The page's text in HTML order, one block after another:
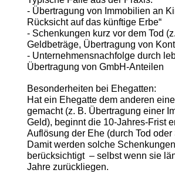
- Übertragung von Immobilien an
Rücksicht auf das künftige Erbe“
- Schenkungen kurz vor dem Tod
Geldbeträge, Übertragung von
- Unternehmensnachfolge durch
Übertragung von GmbH-Anteilen
Besonderheiten bei Ehegatten:
Hat ein Ehegatte dem anderen
gemacht (z. B. Übertragung einer
Geld), beginnt die 10-Jahres-Frist
Auflösung der Ehe (durch Tod oder
Damit werden solche
berücksichtigt – selbst wenn sie
Jahre zurückliegen.